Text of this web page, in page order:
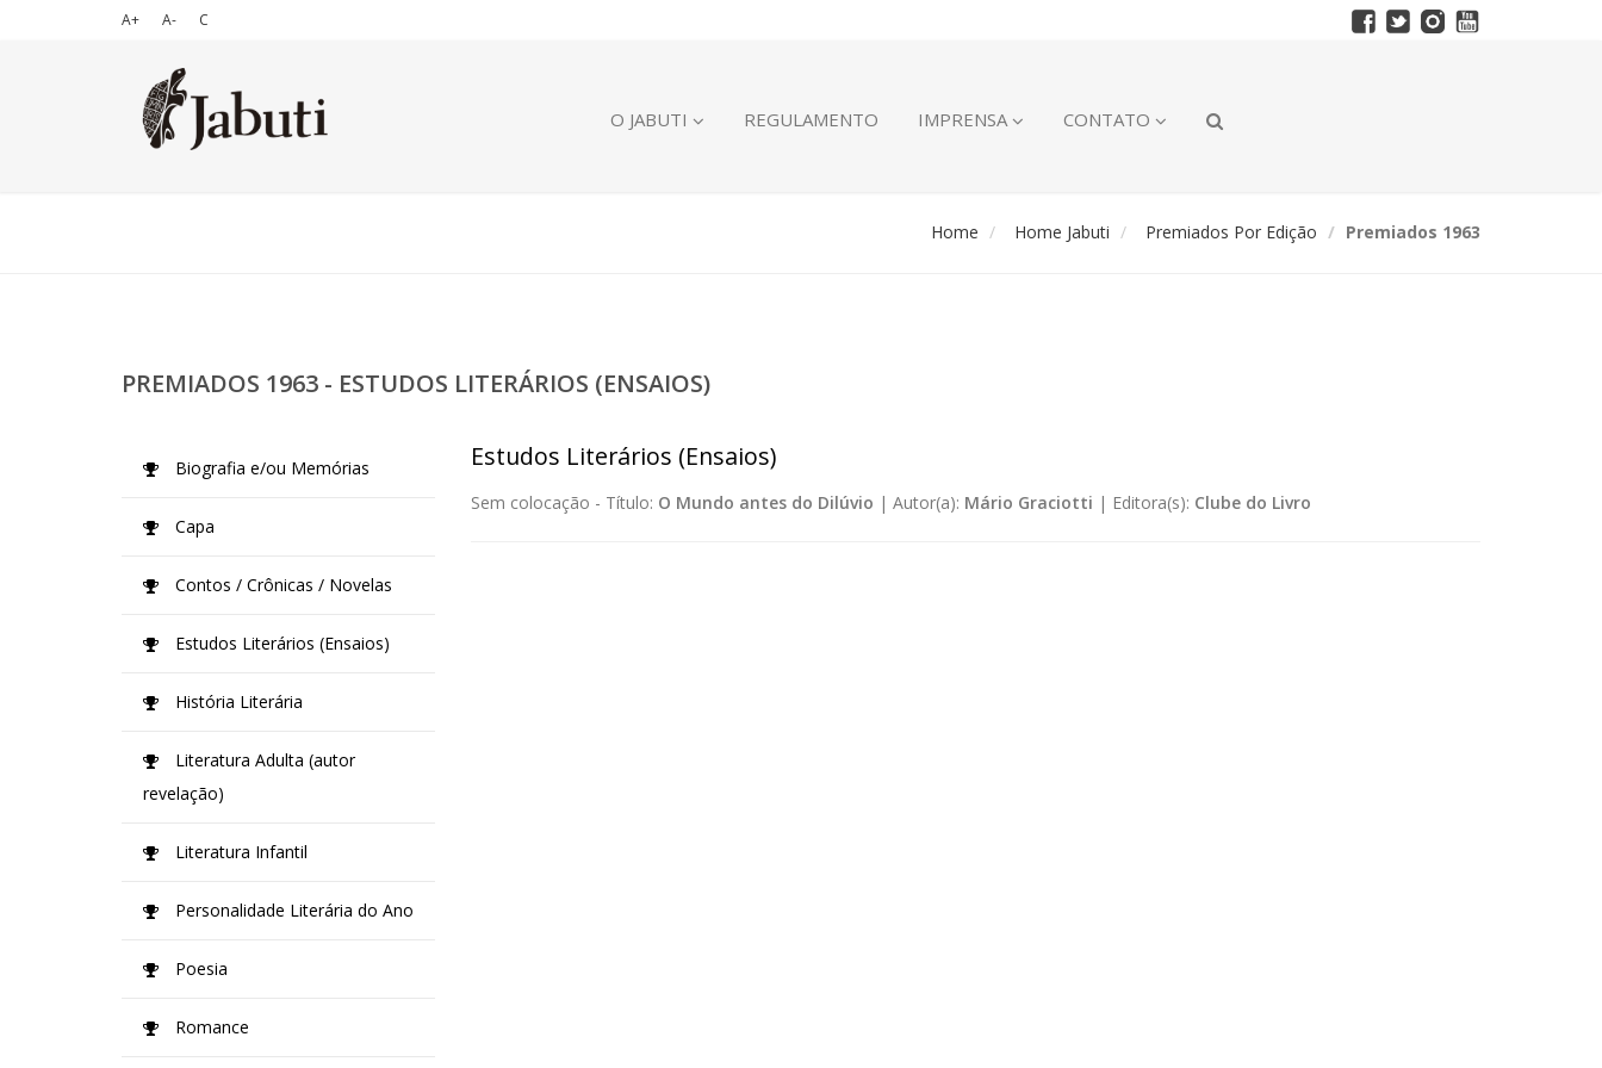
A+ A- C
O JABUTI REGULAMENTO IMPRENSA CONTATO
Home Home Jabuti Premiados Por Edição Premiados 1963
PREMIADOS 1963 - ESTUDOS LITERÁRIOS (ENSAIOS)
Estudos Literários (Ensaios)
Sem colocação - Título: O Mundo antes do Dilúvio | Autor(a): Mário Graciotti | Editora(s): Clube do Livro
Biografia e/ou Memórias
Capa
Contos / Crônicas / Novelas
Estudos Literários (Ensaios)
História Literária
Literatura Adulta (autor
revelação)
Literatura Infantil
Personalidade Literária do Ano
Poesia
Romance